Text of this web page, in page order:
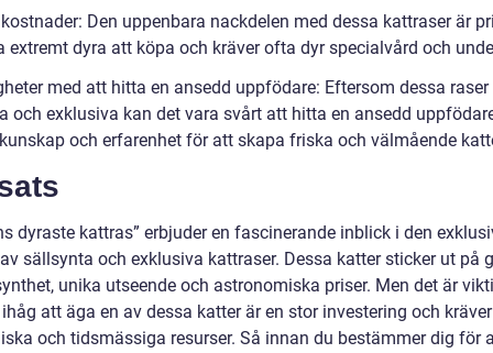
Den uppenbara nackdelen med dessa kattraser är
extremt dyra att köpa och kräver ofta dyr specialvård och
med att hitta en ansedd uppfödare: Eftersom dessa raser
och exklusiva kan det vara svårt att hitta en ansedd
och erfarenhet för att skapa friska och välmående
dyraste kattras” erbjuder en fascinerande inblick i den
sällsynta och exklusiva kattraser. Dessa katter sticker ut på
unika utseende och astronomiska priser. Men det är
att äga en av dessa katter är en stor investering och
och tidsmässiga resurser. Så innan du bestämmer dig för